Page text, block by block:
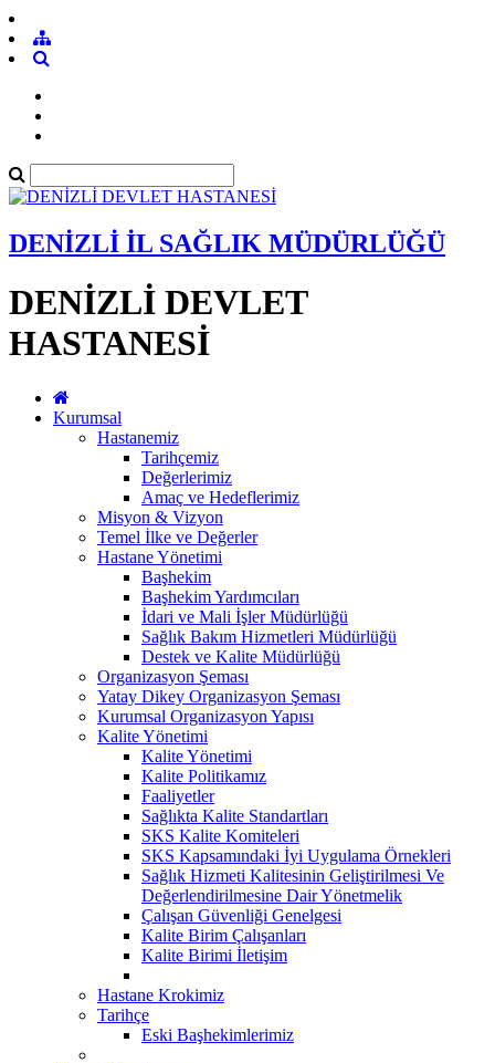
DENİZLİ İL SAĞLIK MÜDÜRLÜĞÜ
DENİZLİ DEVLET
HASTANESİ
Kurumsal
Hastanemiz
Tarihçemiz
Değerlerimiz
Amaç ve Hedeflerimiz
Misyon & Vizyon
Temel İlke ve Değerler
Hastane Yönetimi
Başhekim
Başhekim Yardımcıları
İdari ve Mali İşler Müdürlüğü
Sağlık Bakım Hizmetleri Müdürlüğü
Destek ve Kalite Müdürlüğü
Organizasyon Şeması
Yatay Dikey Organizasyon Şeması
Kurumsal Organizasyon Yapısı
Kalite Yönetimi
Kalite Yönetimi
Kalite Politikamız
Faaliyetler
Sağlıkta Kalite Standartları
SKS Kalite Komiteleri
SKS Kapsamındaki İyi Uygulama Örnekleri
Sağlık Hizmeti Kalitesinin Geliştirilmesi Ve
Değerlendirilmesine Dair Yönetmelik
Çalışan Güvenliği Genelgesi
Kalite Birim Çalışanları
Kalite Birimi İletişim
Hastane Krokimiz
Tarihçe
Eski Başhekimlerimiz